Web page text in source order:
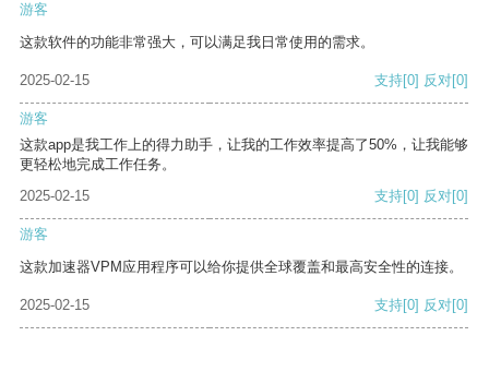
游客
这款软件的功能非常强大，可以满足我日常使用的需求。
2025-02-15 支持[0] 反对[0]
游客
这款app是我工作上的得力助手，让我的工作效率提高了50%，让我能够
更轻松地完成工作任务。
2025-02-15
支持[0] 反对[0]
游客
这款加速器VPM应用程序可以给你提供全球覆盖和最高安全性的连接。
2025-02-15 支持[0] 反对[0]